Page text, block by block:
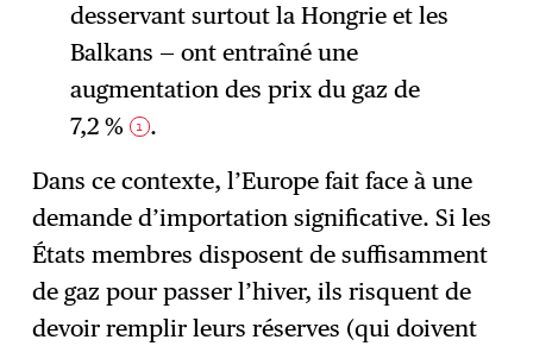
desservant surtout la Hongrie et les
Balkans — ont entraîné une
augmentation des prix du gaz de
7,2 %
1 .
Dans ce contexte, l’Europe fait face à une
demande d’importation significative. Si les
États membres disposent de suffisamment
de gaz pour passer l’hiver, ils risquent de
devoir remplir leurs réserves (qui doivent